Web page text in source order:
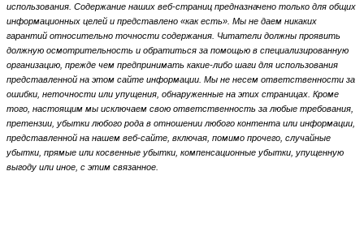
использования. Содержание наших веб-страниц предназначено только для общих
информационных целей и представлено «как есть». Мы не даем никаких
гарантий относительно точности содержания. Читатели должны проявить
должную осмотрительность и обратиться за помощью в специализированную
организацию, прежде чем предпринимать какие-либо шаги для использования
представленной на этом сайте информации. Мы не несем ответственности за
ошибки, неточности или упущения, обнаруженные на этих страницах. Кроме
того, настоящим мы исключаем свою ответственность за любые требования,
претензии, убытки любого рода в отношении любого контента или информации,
представленной на нашем веб-сайте, включая, помимо прочего, случайные
убытки, прямые или косвенные убытки, компенсационные убытки, упущенную
выгоду или иное, с этим связанное.